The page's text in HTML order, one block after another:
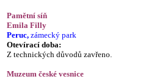
Pamětní síň
Emila Filly
Peruc, zámecký park
Otevírací doba:
Z technických důvodů zavřeno.
Muzeum české vesnice